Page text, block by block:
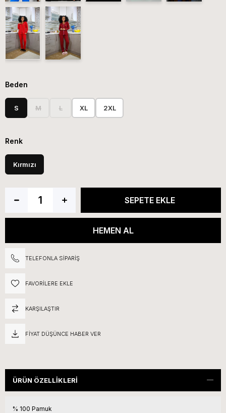
Beden
S M L XL 2XL
Renk
Kırmızı
TELEFONLA SIPARIŞ
FAVORILERE EKLE
KARŞILAŞTIR
FIYAT DÜŞÜNCE HABER VER
ÜRÜN ÖZELLIKLERI
% 100 Pamuk